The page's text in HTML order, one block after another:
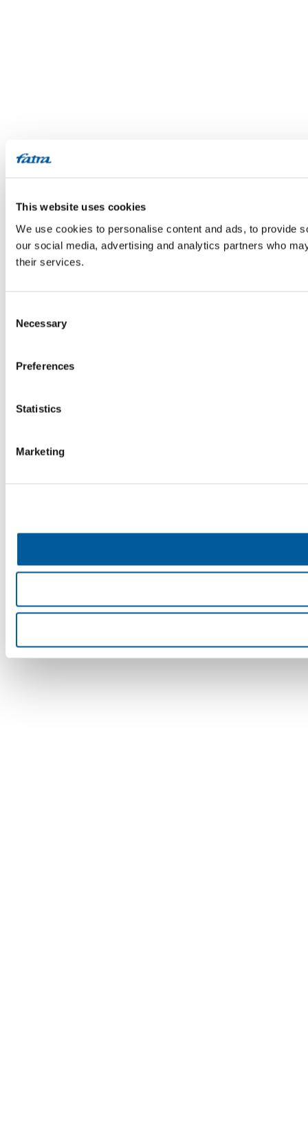
This website uses cookies
We use cookies to personalise content and ads, to provide
our social media, advertising and analytics partners who
their services.
Selection
Necessary
Preferences
Statistics
Marketing